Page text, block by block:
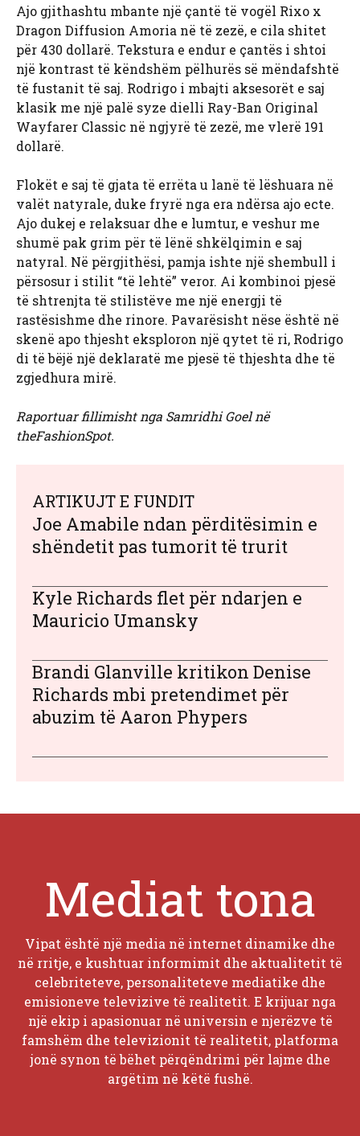
Ajo gjithashtu mbante një çantë të vogël Rixo x
Dragon Diffusion Amoria në të zezë, e cila shitet
për 430 dollarë. Tekstura e endur e çantës i shtoi
një kontrast të këndshëm pëlhurës së mëndafshtë
të fustanit të saj. Rodrigo i mbajti aksesorët e saj
klasik me një palë syze dielli Ray-Ban Original
Wayfarer Classic në ngjyrë të zezë, me vlerë 191
dollarë.
Flokët e saj të gjata të errëta u lanë të lëshuara në
valët natyrale, duke fryrë nga era ndërsa ajo ecte.
Ajo dukej e relaksuar dhe e lumtur, e veshur me
shumë pak grim për të lënë shkëlqimin e saj
natyral. Në përgjithësi, pamja ishte një shembull i
përsosur i stilit “të lehtë” veror. Ai kombinoi pjesë
të shtrenjta të stilistëve me një energji të
rastësishme dhe rinore. Pavarësisht nëse është në
skenë apo thjesht eksploron një qytet të ri, Rodrigo
di të bëjë një deklaratë me pjesë të thjeshta dhe të
zgjedhura mirë.
Raportuar fillimisht nga Samridhi Goel në
theFashionSpot.
ARTIKUJT E FUNDIT
Joe Amabile ndan përditësimin e
shëndetit pas tumorit të trurit
Kyle Richards flet për ndarjen e
Mauricio Umansky
Brandi Glanville kritikon Denise
Richards mbi pretendimet për
abuzim të Aaron Phypers
Mediat tona
Vipat është një media në internet dinamike dhe
në rritje, e kushtuar informimit dhe aktualitetit të
celebriteteve, personaliteteve mediatike dhe
emisioneve televizive të realitetit. E krijuar nga
një ekip i apasionuar në universin e njerëzve të
famshëm dhe televizionit të realitetit, platforma
jonë synon të bëhet përqëndrimi për lajme dhe
argëtim në këtë fushë.